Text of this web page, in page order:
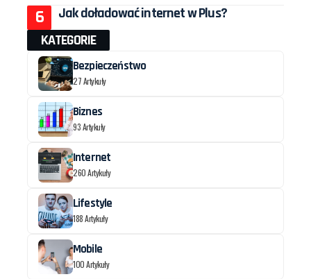
Jak doładować internet w Plus?
KATEGORIE
Bezpieczeństwo
27 Artykuły
Biznes
93 Artykuły
Internet
260 Artykuły
Lifestyle
188 Artykuły
Mobile
100 Artykuły